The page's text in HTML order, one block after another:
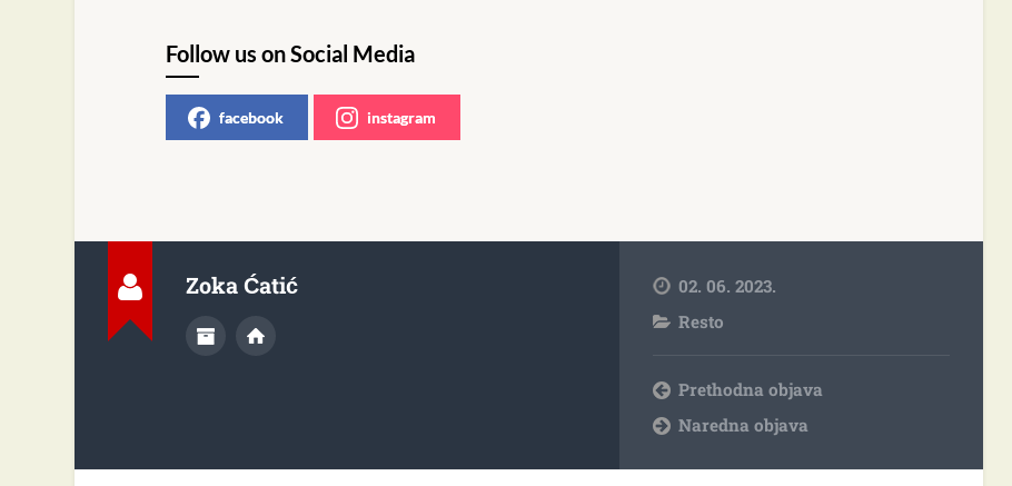
Follow us on Social Media
facebook instagram
Zoka Ćatić
02. 06. 2023.
Resto
Prethodna objava
Naredna objava